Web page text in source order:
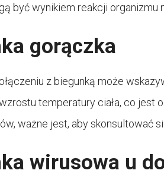
być wynikiem reakcji organizmu
gorączka
z biegunką może
temperatury ciała, co jest
ważne jest, aby skonsultować
wirusowa u